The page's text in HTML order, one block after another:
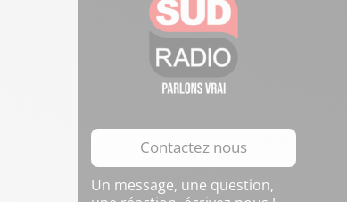
Contactez nous
Un message, une question,